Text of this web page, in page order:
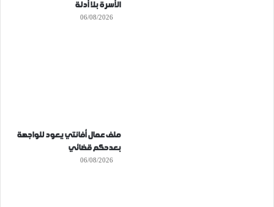
الأسرة بلا أدلة
06/08/2026
ملف عمال أفانتي يعود للواجهة
بعدحكم قضائي
06/08/2026